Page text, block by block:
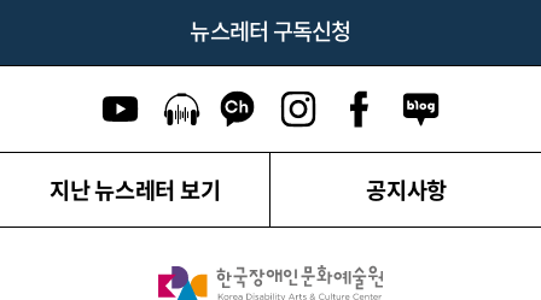
뉴스레터 구독신청
지난 뉴스레터 보기
카카오톡 채널 이동
유튜브 이동팟캐스트 이동 네이버블로
페이스북 이동
인스타그램 이동
공지사항